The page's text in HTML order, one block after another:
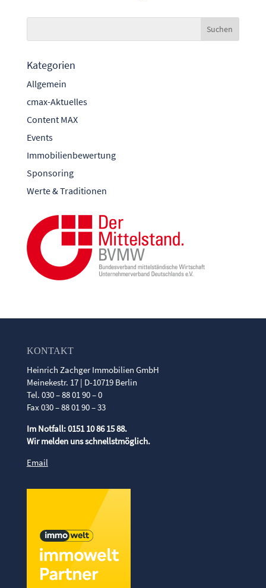
Kategorien
Allgemein
cmax-Aktuelles
Content MAX
Events
Immobilienbewertung
Sponsoring
Werte & Traditionen
KONTAKT
Heinrich Zachger Immobilien GmbH
Meinekestr. 17 | D-10719 Berlin
Tel. 030 – 88 01 90 – 0
Fax 030 – 88 01 90 – 33
Im Notfall: 0151 10 86 15 88.
Wir melden uns schnellstmöglich.
Email